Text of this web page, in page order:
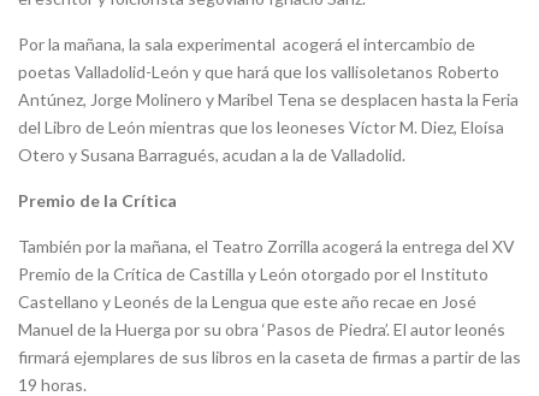
Por la mañana, la sala experimental acogerá el intercambio de
poetas Valladolid-León y que hará que los vallisoletanos Roberto
Antúnez, Jorge Molinero y Maribel Tena se desplacen hasta la Feria
del Libro de León mientras que los leoneses Víctor M. Diez, Eloísa
Otero y Susana Barragués, acudan a la de Valladolid.
Premio de la Crítica
También por la mañana, el Teatro Zorrilla acogerá la entrega del XV
Premio de la Crítica de Castilla y León otorgado por el Instituto
Castellano y Leonés de la Lengua que este año recae en José
Manuel de la Huerga por su obra ‘Pasos de Piedra’. El autor leonés
firmará ejemplares de sus libros en la caseta de firmas a partir de las
19 horas.